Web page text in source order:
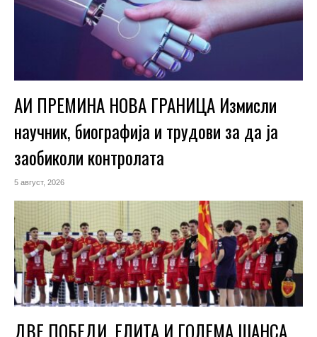
АИ ПРЕМИНА НОВА ГРАНИЦА Измисли
научник, биографија и трудови за да ја
заобиколи контролата
5 август, 2026
ДВЕ ПОБЕДИ, ЕЛИТА И ГОЛЕМА ШАНСА